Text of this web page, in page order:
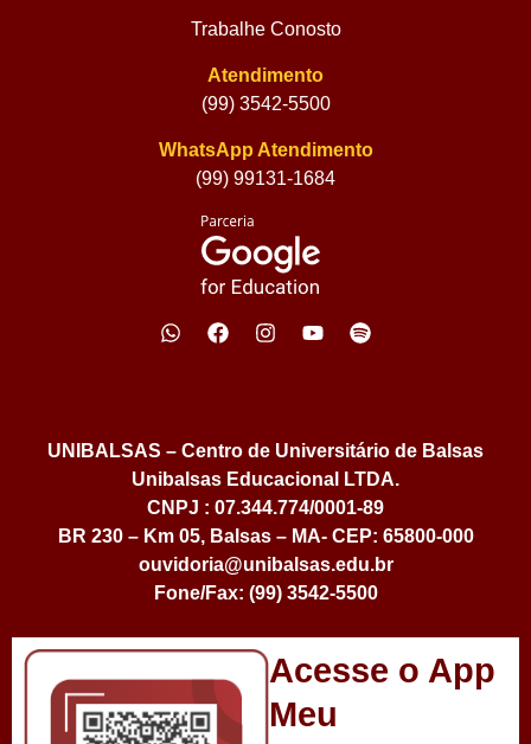
Trabalhe Conosto
Atendimento
(99) 3542-5500
WhatsApp Atendimento
(99) 99131-1684
UNIBALSAS – Centro de Universitário de Balsas
Unibalsas Educacional LTDA.
CNPJ : 07.344.774/0001-89
BR 230 – Km 05, Balsas – MA- CEP: 65800-000
ouvidoria@unibalsas.edu.br
Fone/Fax: (99) 3542-5500
Acesse o App
Meu